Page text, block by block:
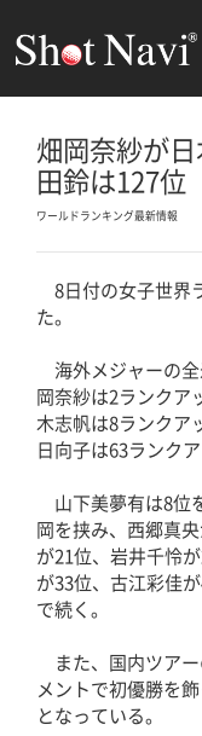
畑岡奈紗が
田鈴は127
ワールドランキング最新情報
8日付の女子世界
た。
海外メジャーの
岡奈紗は2ランクア
木志帆は8ランクア
日向子は63ランク
山下美夢有は8位
岡を挟み、西郷真
が21位、岩井千怜
が33位、古江彩佳
で続く。
また、国内ツア
メントで初優勝を
となっている。